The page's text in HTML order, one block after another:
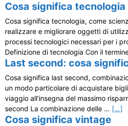
Cosa significa tecnologia
Cosa significa tecnologia, come
realizzare e migliorare oggetti di
processi tecnologici necessari per i
Definizione di tecnologia Con il
Last second: cosa
Cosa significa last second,
un modo particolare di acquistare
viaggio all’insegna del massimo
second La combinazione delle … […]
Cosa significa vintage